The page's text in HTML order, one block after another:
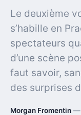
Le deuxième
s’habille en
spectateurs
d’une scène
faut savoir,
des surprises
Morgan Fromentin —